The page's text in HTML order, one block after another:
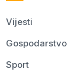
Vijesti
Gospodarstvo
Sport